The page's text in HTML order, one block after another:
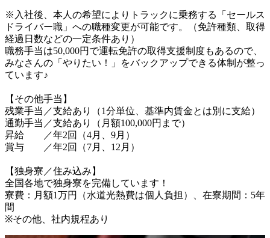
※入社後、本人の希望によりトラックに乗務する「セールス
ドライバー職」への職種変更が可能です。（免許種類、取得
経過日数などの一定条件あり）
職務手当は50,000円で運転免許の取得支援制度もあるので、
みなさんの「やりたい！」をバックアップできる体制が整っ
ています♪
【その他手当】
残業手当／支給あり（1分単位、基準内賃金とは別に支給）
通勤手当／支給あり（月額100,000円まで）
昇給　　／年2回（4月、9月）
賞与　　／年2回（7月、12月）
【独身寮／住み込み】
全国各地で独身寮を完備しています！
寮費：月額1万円（水道光熱費は個人負担）、在寮期間：5年
間
※その他、社内規程あり